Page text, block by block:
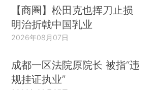
【商圈】松田克也挥刀止损
明治折戟中国乳业
2026年08月07日
成都一区法院原院长 被指“违
规挂证执业”